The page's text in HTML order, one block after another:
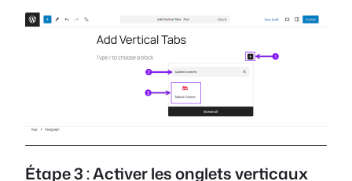
Étape 3 : Activer les onglets verticaux